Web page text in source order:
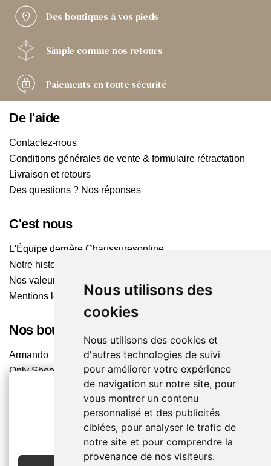
Nous utilisons des
cookies
Nous utilisons des cookies et
d'autres technologies de suivi
pour améliorer votre expérience
de navigation sur notre site, pour
vous montrer un contenu
personnalisé et des publicités
ciblées, pour analyser le trafic de
notre site et pour comprendre la
provenance de nos visiteurs.
2€ OFFERTS
EN CRÉANT UN COMPTE
Des boutiques à vos pieds
Simple comme nos retours
Paiements en toute sécurité
De l'aide
Contactez-nous
Conditions générales de vente & formulaire rétractation
Livraison et retours
Des questions ? Nos réponses
C'est nous
L'Équipe derrière Chaussuresonline
Notre histoire
Nos valeurs
Mentions légales
Nos boutiques
Armando
Only Shoes
Trouvez le magasin le plus proche
Chaussuresonline sur les Médias sociaux